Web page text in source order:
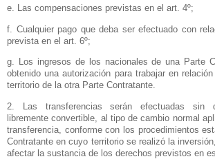
e. Las compensaciones previstas en el art. 4º;
f. Cualquier pago que deba ser efectuado con
prevista en el art. 6º;
g. Los ingresos de los nacionales de una Parte
obtenido una autorización para trabajar en
territorio de la otra Parte Contratante.
2. Las transferencias serán efectuadas sin
libremente convertible, al tipo de cambio normal
transferencia, conforme con los procedimientos
Contratante en cuyo territorio se realizó la
afectar la sustancia de los derechos previstos en